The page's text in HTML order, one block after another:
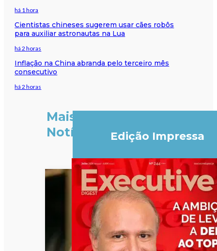
há 1 hora
Cientistas chineses sugerem usar cães robôs
para auxiliar astronautas na Lua
há 2 horas
Inflação na China abranda pelo terceiro mês
consecutivo
há 2 horas
Mais
Notícias
Edição Impressa